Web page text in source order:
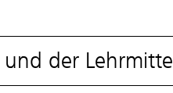
der Lehrmittel